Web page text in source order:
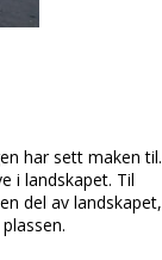
har sett maken til.
i landskapet. Til
del av landskapet,